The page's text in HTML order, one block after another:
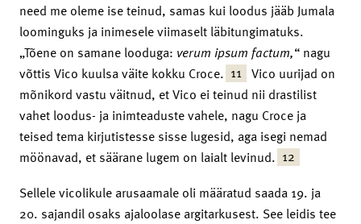
need me oleme ise teinud, samas kui loodus jääb Jumala
loominguks ja inimesele viimaselt läbitungimatuks.
„Tõene on samane looduga: verum ipsum factum,“ nagu
võttis Vico kuulsa väite kokku Croce. 11 Vico uurijad on
mõnikord vastu väitnud, et Vico ei teinud nii drastilist
vahet loodus- ja inimteaduste vahele, nagu Croce ja
teised tema kirjutistesse sisse lugesid, aga isegi nemad
möönavad, et säärane lugem on laialt levinud. 12
Sellele vicolikule arusaamale oli määratud saada 19. ja
20. sajandil osaks ajaloolase argitarkusest. See leidis tee